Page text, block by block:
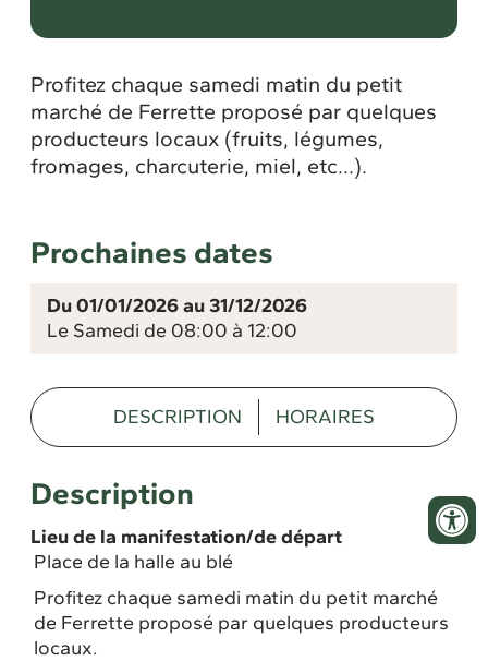
Profitez chaque samedi matin du petit
marché de Ferrette proposé par quelques
producteurs locaux (fruits, légumes,
fromages, charcuterie, miel, etc...).
Prochaines dates
Du 01/01/2026 au 31/12/2026
Le Samedi de 08:00 à 12:00
DESCRIPTION HORAIRES
Description
Lieu de la manifestation/de départ
Place de la halle au blé
Profitez chaque samedi matin du petit marché
de Ferrette proposé par quelques producteurs
locaux.